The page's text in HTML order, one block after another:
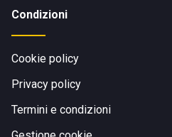
Condizioni
Cookie policy
Privacy policy
Termini e condizioni